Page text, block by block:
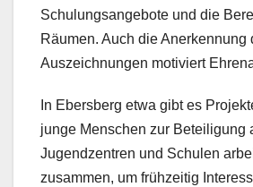
Schulungsangebote und die
Räumen. Auch die Anerkennung
Auszeichnungen motiviert
In Ebersberg etwa gibt es
junge Menschen zur Beteiligung
Jugendzentren und Schulen
zusammen, um frühzeitig